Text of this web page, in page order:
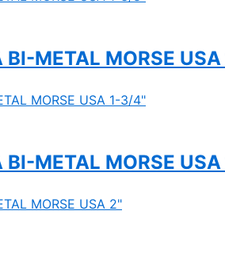
BI-METAL MORSE
BI-METAL MORSE